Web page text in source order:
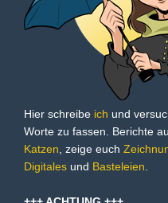
Hier schreibe ich und
Worte zu fassen. Berichte
Katzen , zeige euch
Digitales und Basteleien